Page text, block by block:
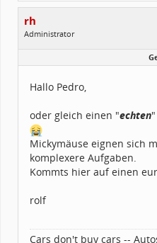
rh
Administrator
Alter:
26
Beiträge:
5558
Hallo Pedro,
oder gleich einen "echten
Mickymäuse eignen sich
komplexere Aufgaben.
Kommts hier auf einen
rolf
Cars don't buy cars --